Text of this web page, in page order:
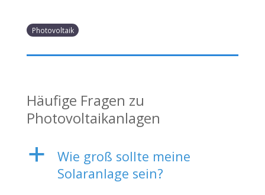
Photovoltaik
Häufige Fragen zu
Photovoltaikanlagen
a
Wie groß sollte meine
Solaranlage sein?